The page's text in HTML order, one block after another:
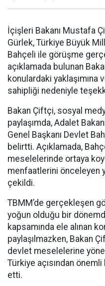
İçişleri Bakanı Mustafa
Gürlek, Türkiye Büyük
Bahçeli ile görüşme
açıklamada bulunan
konulardaki yaklaşımına
sahipliği nedeniyle
Bakan Çiftçi, sosyal
paylaşımda, Adalet
Genel Başkanı Devlet
belirtti. Açıklamada,
meselelerinde ortaya
menfaatlerini önceleyen
çekildi.
TBMM’de gerçekleşen
yoğun olduğu bir
kapsamında ele alınan
paylaşılmazken, Bakan
devlet meselelerine
Türkiye açısından
etti.